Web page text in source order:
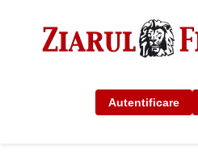
Autentificare